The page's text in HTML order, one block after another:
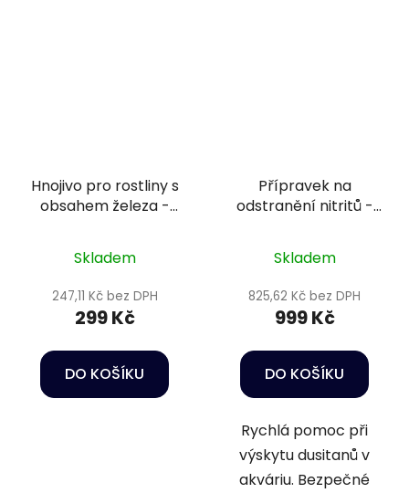
Hnojivo pro rostliny s
obsahem železa -
ml
Skladem
247,11 Kč bez DPH
299 Kč
DO KOŠÍKU
Přípravek na
odstranění nitritů -
Skladem
825,62 Kč bez DPH
999 Kč
DO KOŠÍKU
Rychlá pomoc při
výskytu dusitanů v
akváriu. Bezpečné